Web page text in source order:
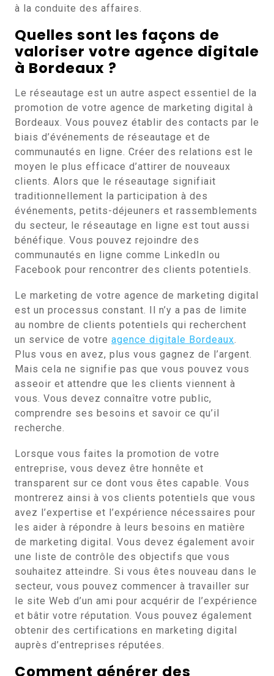
à la conduite des affaires.
Quelles sont les façons de
valoriser votre agence digitale
à Bordeaux ?
Le réseautage est un autre aspect essentiel de la
promotion de votre agence de marketing digital à
Bordeaux. Vous pouvez établir des contacts par le
biais d’événements de réseautage et de
communautés en ligne. Créer des relations est le
moyen le plus efficace d’attirer de nouveaux
clients. Alors que le réseautage signifiait
traditionnellement la participation à des
événements, petits-déjeuners et rassemblements
du secteur, le réseautage en ligne est tout aussi
bénéfique. Vous pouvez rejoindre des
communautés en ligne comme LinkedIn ou
Facebook pour rencontrer des clients potentiels.
Le marketing de votre agence de marketing digital
est un processus constant. Il n’y a pas de limite
au nombre de clients potentiels qui recherchent
un service de votre agence digitale Bordeaux.
Plus vous en avez, plus vous gagnez de l’argent.
Mais cela ne signifie pas que vous pouvez vous
asseoir et attendre que les clients viennent à
vous. Vous devez connaître votre public,
comprendre ses besoins et savoir ce qu’il
recherche.
Lorsque vous faites la promotion de votre
entreprise, vous devez être honnête et
transparent sur ce dont vous êtes capable. Vous
montrerez ainsi à vos clients potentiels que vous
avez l’expertise et l’expérience nécessaires pour
les aider à répondre à leurs besoins en matière
de marketing digital. Vous devez également avoir
une liste de contrôle des objectifs que vous
souhaitez atteindre. Si vous êtes nouveau dans le
secteur, vous pouvez commencer à travailler sur
le site Web d’un ami pour acquérir de l’expérience
et bâtir votre réputation. Vous pouvez également
obtenir des certifications en marketing digital
auprès d’entreprises réputées.
Comment générer des